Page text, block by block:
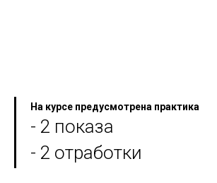
На курсе предусмотрена практика
- 2 показа
- 2 отработки